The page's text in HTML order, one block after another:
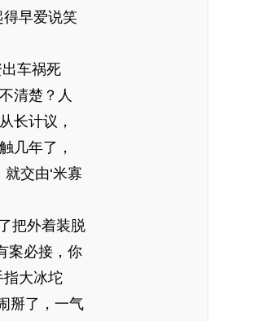
得早爱说笑
出车祸死
清楚？人
长计议，
几年了，
交由‘米寡
把外着装脱
案必接，你
大冰坨
掰了，一气